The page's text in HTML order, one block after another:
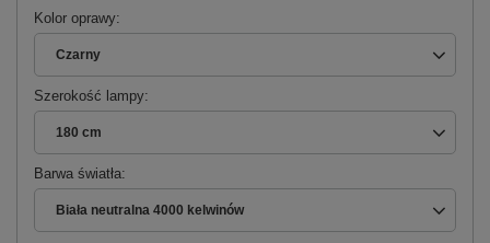
Kolor oprawy
Czarny
Szerokość lampy
180 cm
Barwa światła
Biała neutralna 4000 kelwinów